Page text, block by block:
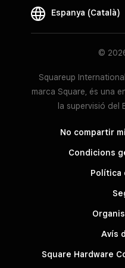
Espanya (Català)
©
Squareup
marca Square, és una
la supervisió del
No compartir
Condicions
Política
Avís
Square Hardware